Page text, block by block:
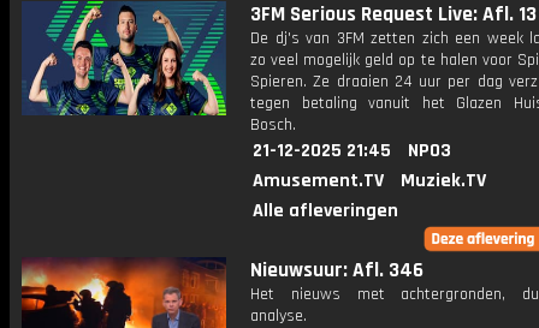
3FM Serious Request Live: Afl. 13
De dj's van 3FM zetten zich een week
zo veel mogelijk geld op te halen voor
Spieren. Ze draaien 24 uur per dag
tegen betaling vanuit het Glazen
Bosch.
21-12-2025 21:45
NPO3
Amusement.TV
Muziek.TV
Alle afleveringen
Nieuwsuur: Afl. 346
Het nieuws met achtergronden,
analyse.